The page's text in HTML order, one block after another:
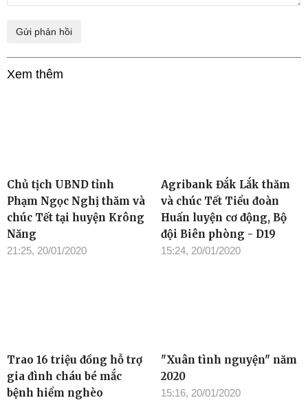
Xem thêm
Chủ tịch UBND tỉnh
Phạm Ngọc Nghị thăm và
chúc Tết tại huyện Krông
Năng
21:25, 20/01/2020
Agribank Đắk Lắk thăm
và chúc Tết Tiểu đoàn
Huấn luyện cơ động, Bộ
đội Biên phòng - D19
15:24, 20/01/2020
Trao 16 triệu đồng hỗ trợ
gia đình cháu bé mắc
bệnh hiểm nghèo
"Xuân tình nguyện" năm
2020
15:16, 20/01/2020